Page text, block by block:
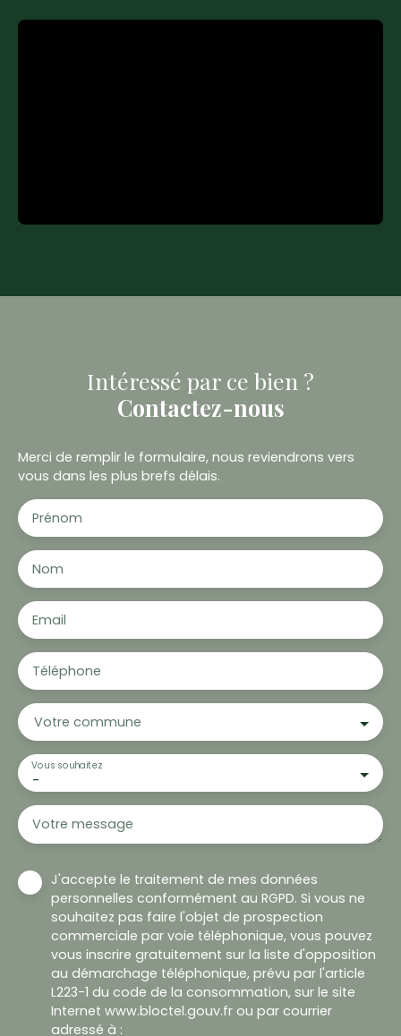
Intéressé par ce bien ?
Contactez-nous
Merci de remplir le formulaire, nous reviendrons vers
vous dans les plus brefs délais.
Prénom
Nom
Email
Téléphone
Votre commune
-
Vous souhaitez
Votre message
J'accepte le traitement de mes données
personnelles conformément au RGPD. Si vous ne
souhaitez pas faire l'objet de prospection
commerciale par voie téléphonique, vous pouvez
vous inscrire gratuitement sur la liste d'opposition
au démarchage téléphonique, prévu par l'article
L223-1 du code de la consommation, sur le site
Internet www.bloctel.gouv.fr ou par courrier
adressé à :